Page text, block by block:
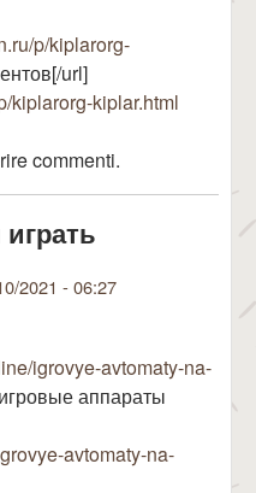
p/kiplarorg-
url]
kiplarorg-kiplar.html
commenti.
2021 - 06:27
igrovye-avtomaty-na-
игровые аппараты
avtomaty-na-